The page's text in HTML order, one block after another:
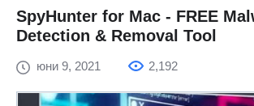
SpyHunter for Mac - FREE
Detection & Removal Tool
юни 9, 2021 2,192